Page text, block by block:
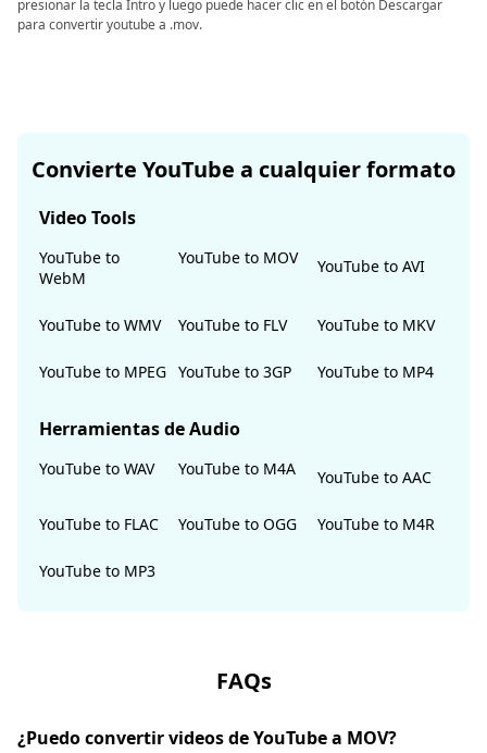
presionar la tecla Intro y luego puede hacer clic en el botón Descargar
para convertir youtube a .mov.
Convierte YouTube a cualquier formato
Video Tools
YouTube to
WebM
YouTube to MOV YouTube to AVI
YouTube to WMV YouTube to FLV YouTube to MKV
YouTube to MPEG YouTube to 3GP YouTube to MP4
Herramientas de Audio
YouTube to WAV YouTube to M4A YouTube to AAC
YouTube to FLAC YouTube to OGG YouTube to M4R
YouTube to MP3
FAQs
¿Puedo convertir videos de YouTube a MOV?